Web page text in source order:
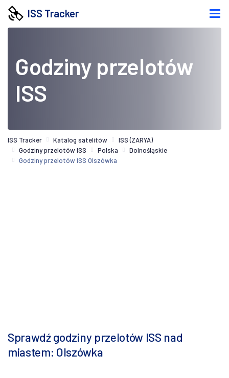
ISS Tracker
Godziny przelotów
ISS
ISS Tracker Katalog satelitów
ISS (ZARYA)
Godziny przelotów ISS
Polska
Dolnośląskie
Godziny przelotów ISS Olszówka
Sprawdź godziny przelotów ISS nad
miastem: Olszówka